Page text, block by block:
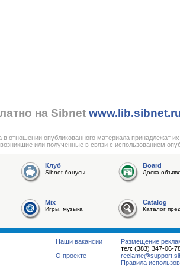
на Sibnet
отношении опубликованного материала
или полученные в связи с использованием
Клуб
Sibnet-бонусы
Board
Доска
Mix
Игры, музыка
Catalog
Каталог
Размещение
тел: (383) 347-06-
Правила
Наши вакансии
О проекте